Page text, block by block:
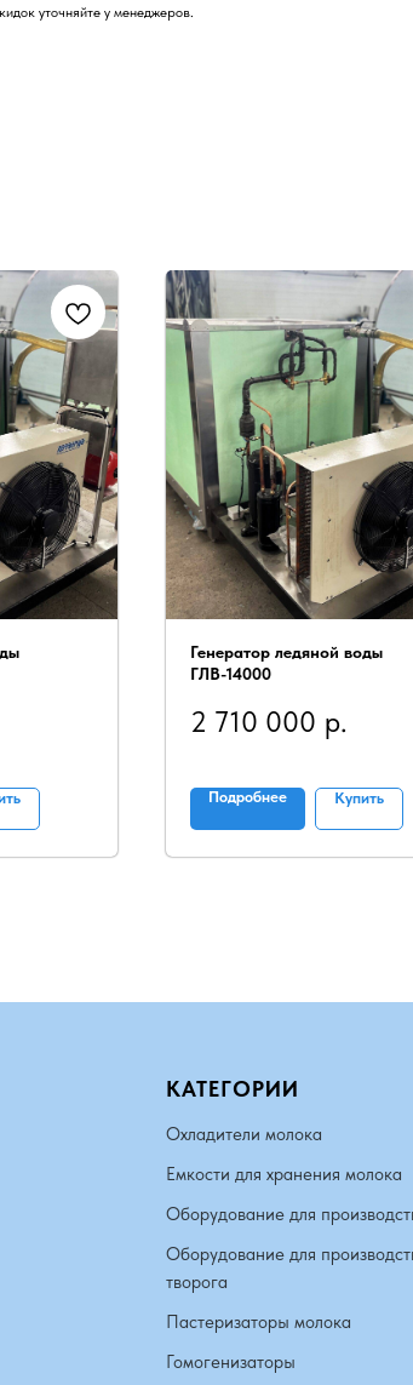
уточняйте у менеджеров.
Генератор ледяной воды
ГЛВ-14000
2 710 000 р.
Подробнее Купить
КАТЕГОРИИ
Охладители молока
Емкости для хранения молока
Оборудование для
Оборудование для
творога
Пастеризаторы молока
Гомогенизаторы